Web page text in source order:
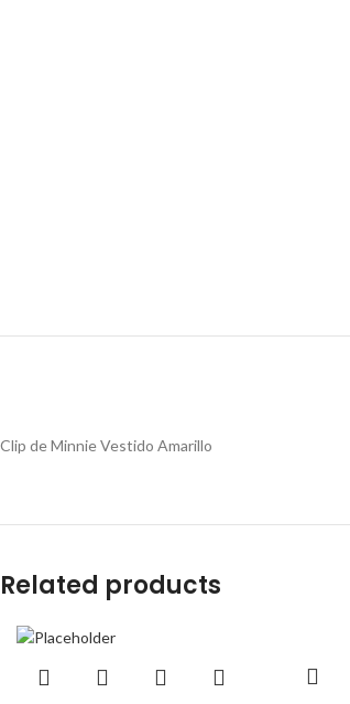
Clip de Minnie Vestido Amarillo
Related products